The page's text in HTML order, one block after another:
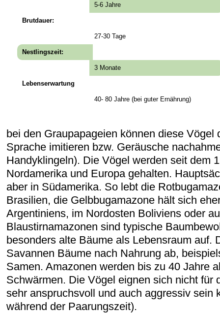
5-6 Jahre
Brutdauer:
27-30 Tage
Nestlingszeit:
3 Monate
Lebenserwartung
40- 80 Jahre (bei guter Ernährung)
bei den Graupapageien können diese Vögel
Sprache imitieren bzw. Geräusche
Handyklingeln). Die Vögel werden seit dem
Nordamerika und Europa gehalten.
aber in Südamerika. So lebt die
Brasilien, die Gelbbugamazone hält sich
Argentiniens, im Nordosten Boliviens oder
Blaustirnamazonen sind typische
besonders alte Bäume als Lebensraum auf.
Savannen Bäume nach Nahrung ab,
Samen. Amazonen werden bis zu 40 Jahre
Schwärmen. Die Vögel eignen sich nicht für
sehr anspruchsvoll und auch aggressiv sein
während der Paarungszeit).